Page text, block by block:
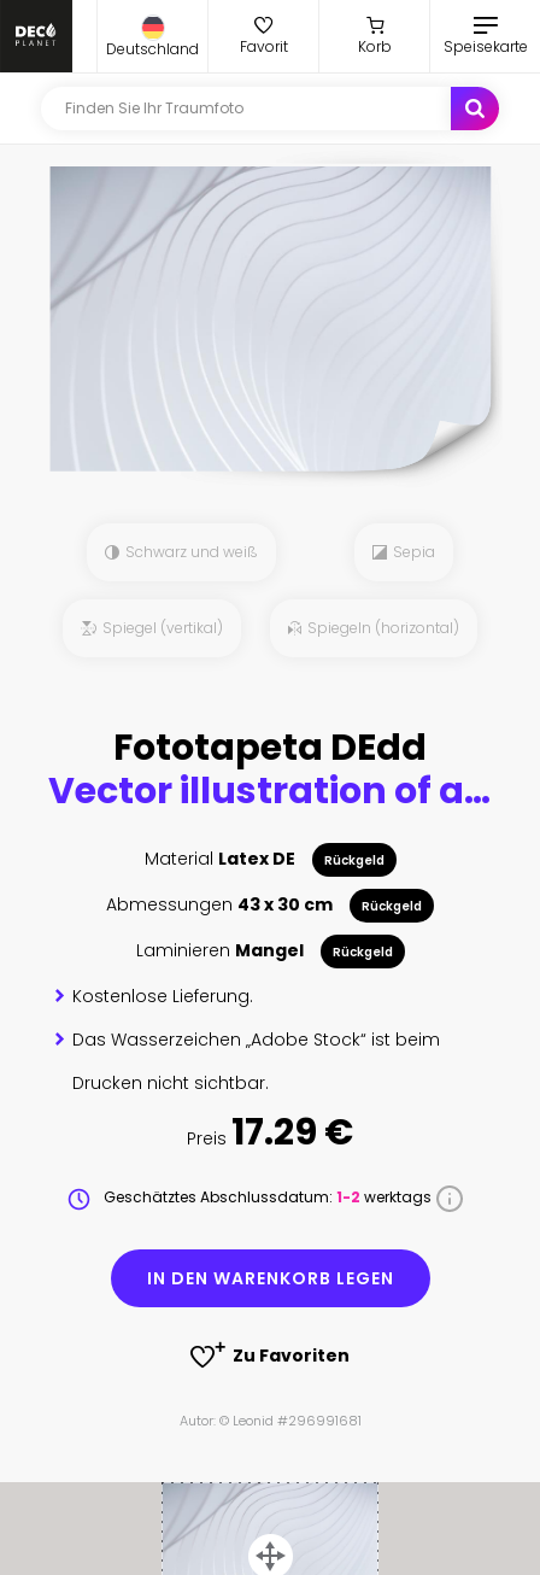
Deutschland Favorit Korb Speisekarte
Schwarz und weiß Sepia
Spiegel (vertikal) Spiegeln (horizontal)
Fototapeta DEdd
Vector illustration of a basketball flying into the ring, in the style of pop art
Material Latex DE Rückgeld
Abmessungen 43 x 30 cm Rückgeld
Laminieren Mangel Rückgeld
Kostenlose Lieferung.
Das Wasserzeichen „Adobe Stock“ ist beim
Drucken nicht sichtbar.
Preis 17.29 €
Geschätztes Abschlussdatum: 1-2 werktags
IN DEN WARENKORB LEGEN
Zu Favoriten
Autor: © Leonid #296991681